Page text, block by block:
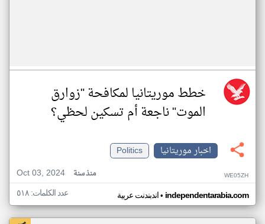
خطط موريتانيا لمكافحة "زوارق
الموت" ناجعة أم تسكين لحظي؟
اخبار موريتانيا
Politics
Oct 03, 2024
منذ سنة WE05ZH
اندبندنت عربية• independentarabia.com عدد الكلمات: ٥١٨